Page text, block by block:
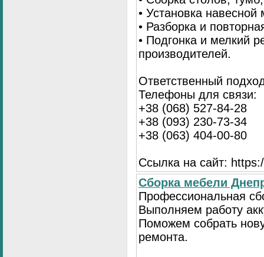
• Установка
• Разборка и
• Подгонка и мелкий
производителей.
Ответственный
Телефоны для связи:
+38 (068) 527-84-28
+38 (093) 230-73-34
+38 (063) 404-00-80
Ссылка на сайт:
Сборка мебели
Профессиональная
Выполняем работу
Поможем собрать
ремонта.